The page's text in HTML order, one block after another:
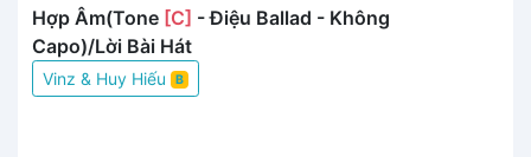
Hợp Âm(Tone [C] - Điệu Ballad - Không
Capo)/Lời Bài Hát
Vinz & Huy Hiếu B